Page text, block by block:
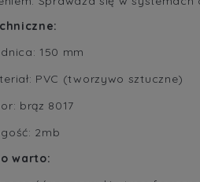
150 mm
PVC (tworzywo sztuczne)
brąz 8017
2mb
warto: